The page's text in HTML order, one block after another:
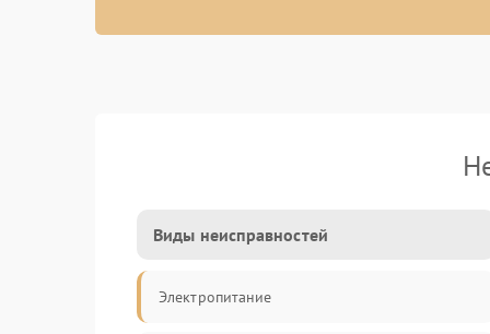
Виды неисправностей
Электропитание